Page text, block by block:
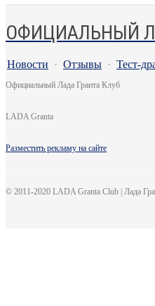
ОФИЦИАЛЬНЫЙ
Новости · Отзывы · Тест-
Официальный Лада Гранта Клуб
LADA Granta
Разместить рекламу на сайте
© 2011-2020 LADA Granta Club | Лада